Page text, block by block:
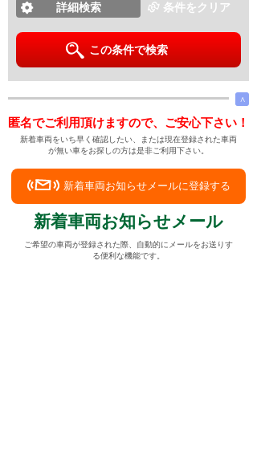
条件をクリア
詳細検索
この条件で検索
∧
匿名でご利用頂けますので、ご安心下さい！
新着車両をいち早く確認したい、または現在登録された車両
が無い車をお探しの方は是非ご利用下さい。
新着車両お知らせメールに登録する
新着車両お知らせメール
ご希望の車両が登録された際、自動的にメールをお送りす
る便利な機能です。